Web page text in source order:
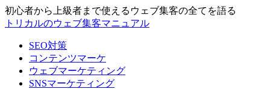
初心者から上級者まで使えるウェブ集客の全てを語る
トリカルのウェブ集客マニュアル
SEO対策
コンテンツマーケ
ウェブマーケティング
SNSマーケティング